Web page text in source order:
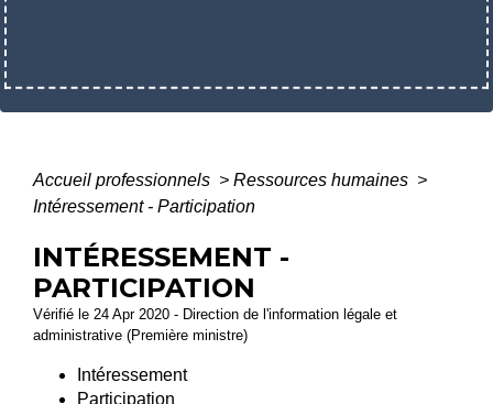
Accueil professionnels > Ressources humaines >
Intéressement - Participation
INTÉRESSEMENT -
PARTICIPATION
Vérifié le 24 Apr 2020 - Direction de l'information légale et
administrative (Première ministre)
Intéressement
Participation